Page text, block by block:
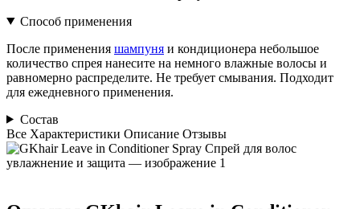
Способ применения
После применения шампуня и кондиционера небольшое
количество спрея нанесите на немного влажные волосы и
равномерно распределите. Не требует смывания. Подходит
для ежедневного применения.
Состав
Все Характеристики Описание Отзывы